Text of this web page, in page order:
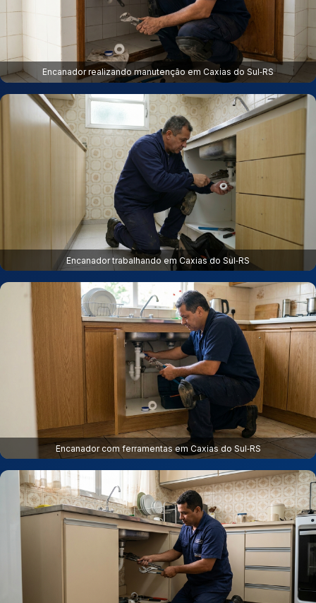
Encanador realizando manutenção em Caxias do Sul‑RS
Encanador trabalhando em Caxias do Sul‑RS
Encanador com ferramentas em Caxias do Sul‑RS